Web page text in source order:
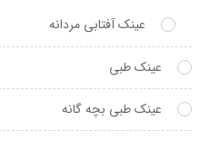
عینک آفتابی مردانه
عینک طبی
عینک طبی بچه گانه